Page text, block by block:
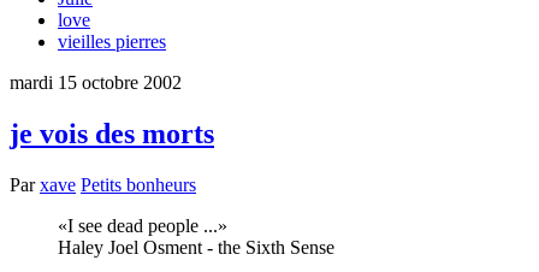
love
vieilles pierres
mardi 15 octobre 2002
je vois des morts
Parxave Petits bonheurs
I see dead people ...
Haley Joel Osment - the Sixth Sense